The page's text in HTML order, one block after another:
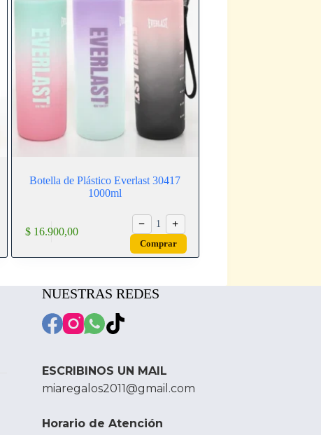
Botella de Plástico Everlast 30417
1000ml
$16.900,00
− 1 +
Comprar
NUESTRAS REDES
ESCRIBINOS UN MAIL
miaregalos2011@gmail.com
Horario de Atención